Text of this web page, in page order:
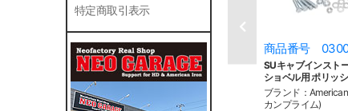
特定商取引表示
商品番号
SUキャブインスト
ショベル用 ポリッ
ブランド：
カンプライム)